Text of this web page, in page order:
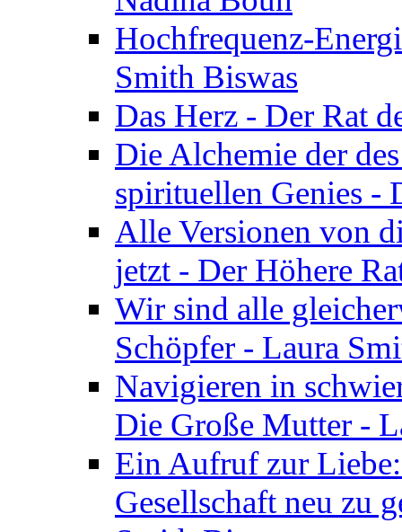
Hochfrequenz-
Smith Biswas
Das Herz - Der Rat
Die Alchemie der
spirituellen Genies -
Alle Versionen von
jetzt - Der Höhere
Wir sind alle
Schöpfer - Laura
Navigieren in
Die Große Mutter -
Ein Aufruf zur
Gesellschaft neu zu